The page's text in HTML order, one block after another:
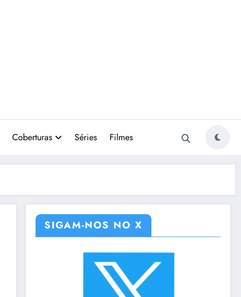
Coberturas Séries Filmes
SIGAM-NOS NO X